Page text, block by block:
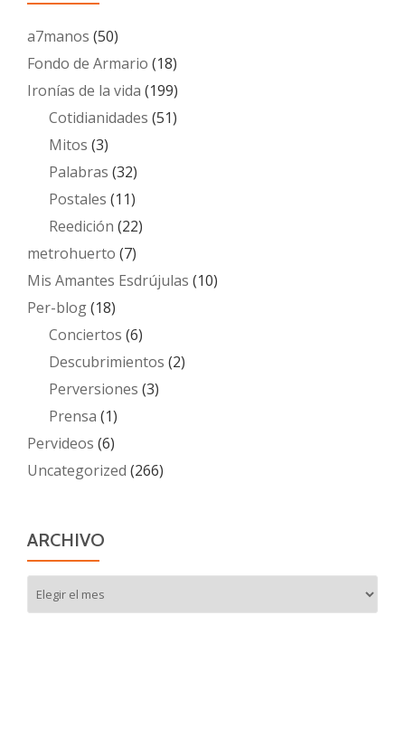
a7manos (50)
Fondo de Armario (18)
Ironías de la vida (199)
Cotidianidades (51)
Mitos (3)
Palabras (32)
Postales (11)
Reedición (22)
metrohuerto (7)
Mis Amantes Esdrújulas (10)
Per-blog(18)
Conciertos (6)
Descubrimientos (2)
Perversiones (3)
Prensa (1)
Pervideos (6)
Uncategorized (266)
ARCHIVO